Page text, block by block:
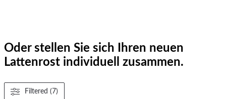
Oder stellen Sie sich Ihren neuen
Lattenrost individuell zusammen.
Filtered (7)